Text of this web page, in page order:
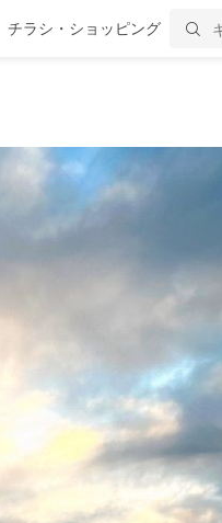
チラシ・ショッピング